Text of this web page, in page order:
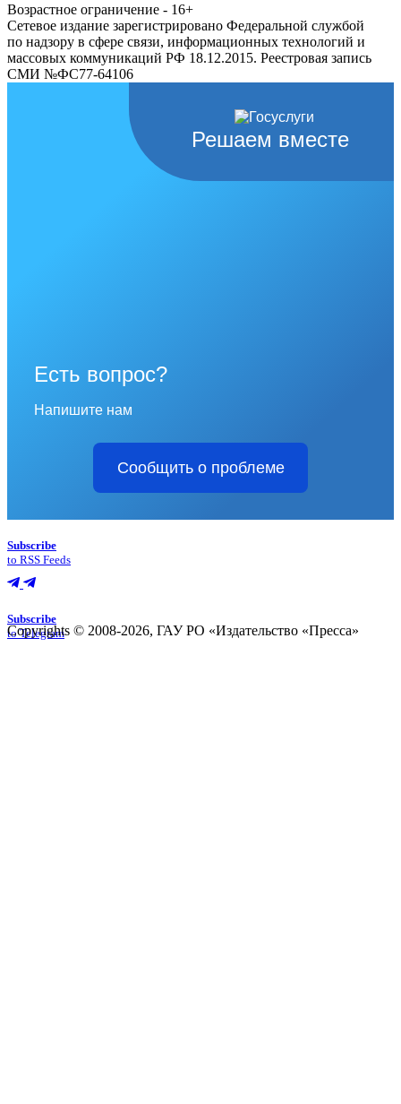
Возрастное ограничение - 16+
Сетевое издание зарегистрировано Федеральной службой
по надзору в сфере связи, информационных технологий и
массовых коммуникаций РФ 18.12.2015. Реестровая запись
СМИ №ФС77-64106
Решаем вместе
Есть вопрос?
Напишите нам
Сообщить о проблеме
Subscribe
to RSS Feeds
Subscribe
to Telegram
Copyrights © 2008-2026, ГАУ РО «Издательство «Пресса»